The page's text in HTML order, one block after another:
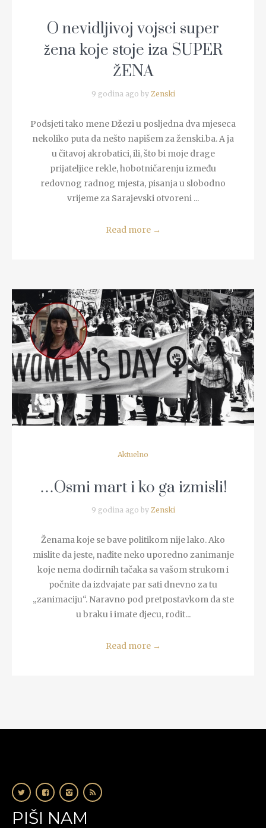
O nevidljivoj vojsci super
žena koje stoje iza SUPER
ŽENA
9 godina ago by Zenski
Podsjeti tako mene Džezi u posljedna dva mjeseca
nekoliko puta da nešto napišem za ženski.ba. A ja
u čitavoj akrobatici, ili, što bi moje drage
prijateljice rekle, hobotničarenju između
redovnog radnog mjesta, pisanja u slobodno
vrijeme za Sarajevski otvoreni ...
Read more →
READ MORE
Aktuelno
…Osmi mart i ko ga izmisli!
9 godina ago by Zenski
Ženama koje se bave politikom nije lako. Ako
mislite da jeste, nađite neko uporedno zanimanje
koje nema dodirnih tačaka sa vašom strukom i
počnite da izdvajate par sati dnevno za tu
„zanimaciju“. Naravno pod pretpostavkom da ste
u braku i imate djecu, rodit...
Read more →
PIŠI NAM